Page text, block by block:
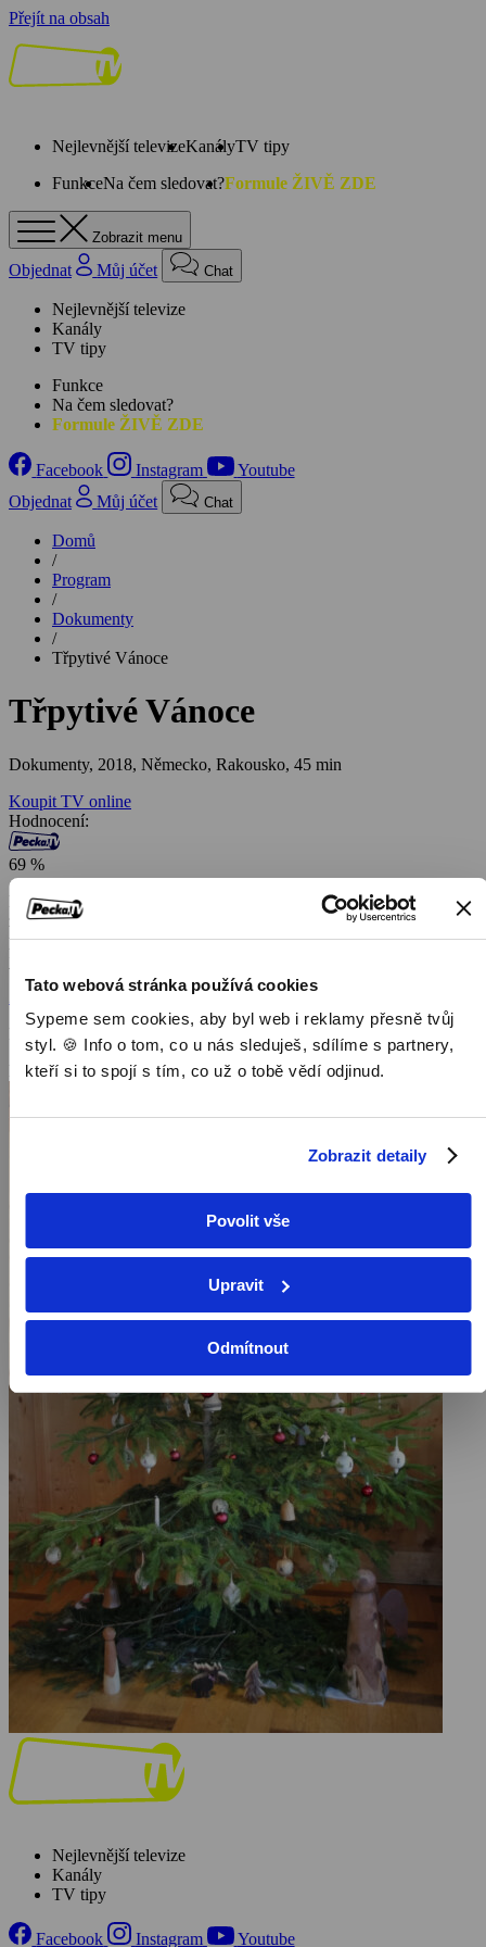
Tato webová stránka používá cookies
Sypeme sem cookies, aby byl web i reklamy přesně tvůj
styl. 🍪 Info o tom, co u nás sleduješ, sdílíme s partnery,
kteří si to spojí s tím, co už o tobě vědí odjinud.
Zobrazit detaily
Povolit vše
Upravit
Odmítnout
Přejít na obsah
Nejlevnější televizeKanályTV tipy
FunkceNa čem sledovat?Formule ŽIVĚ ZDE
Zobrazit menu
Objednat Můj účet Chat
Nejlevnější televize
Kanály
TV tipy
Funkce
Na čem sledovat?
Formule ŽIVĚ ZDE
Facebook Instagram
Youtube
Objednat
Můj účet Chat
Domů
/
Program
/
Dokumenty
/
Třpytivé Vánoce
Třpytivé Vánoce
Dokumenty, 2018, Německo, Rakousko, 45 min
Koupit TV online
Hodnocení:
69 %
Rakouský dokumentární snímek přibližuje středoevropské tradice
zdobení vánočního stromečku, ať už jde o skleněné vánoční koule či
perníčky ze severních Čech, rakouské vyřezávané andílky, naleštěná
se inspirovat!
Zobrazit více
Režie: Anita Lackenberger
Pořad aktuálně není v nabídce
Nejlevnější televize
Kanály
TV tipy
Facebook Instagram Youtube